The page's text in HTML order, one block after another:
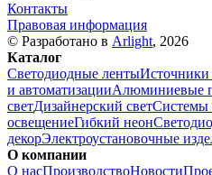
Контакты
Правовая информация
© Разработано в Arlight, 2026
Каталог
Светодиодные лентыИсточники
и автоматизацииАлюминиевые
светДизайнерский светСистемы
освещениеГибкий неон
декорЭлектроустановочные
О компании
О насПроизводствоНовости